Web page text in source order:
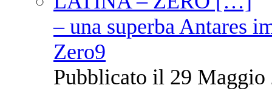
– una superba Antares
Zero9
Pubblicato il 29 Maggio